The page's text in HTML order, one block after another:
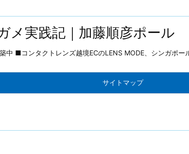
メ実践記｜加藤順彦ポール
■コンタクトレンズ越境ECのLENS MODE、シンガポー
サイトマップ